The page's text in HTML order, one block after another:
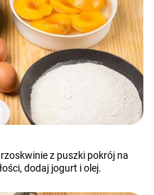
z puszki pokrój na
dodaj jogurt i olej.